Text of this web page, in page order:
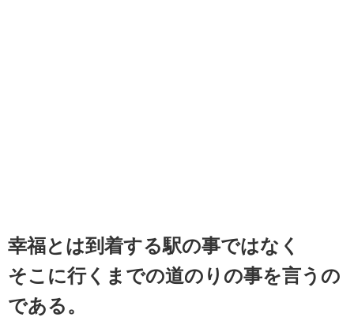
幸福とは到着する駅の事ではなく
そこに行くまでの道のりの事を言うの
である。